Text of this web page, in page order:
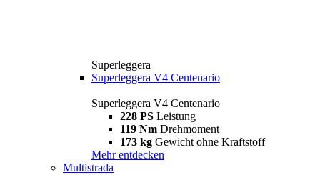
Superleggera
Superleggera V4 Centenario
Superleggera V4 Centenario
228 PS Leistung
119 Nm Drehmoment
173 kg Gewicht ohne Kraftstoff
Mehr entdecken
Multistrada